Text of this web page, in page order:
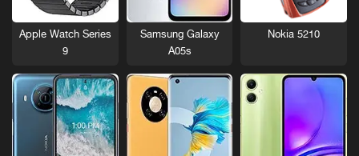
Nokia 5210
Samsung Galaxy
A05s
Apple Watch Series
9